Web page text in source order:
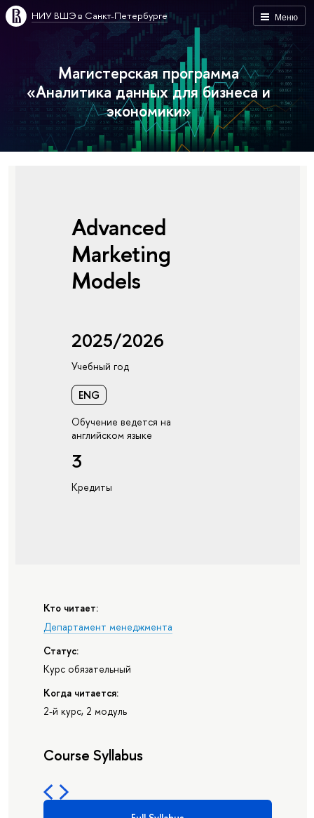
Меню
НИУ ВШЭ в Санкт-Петербурге
Магистерская программа
«Аналитика данных для бизнеса и
экономики»
Advanced
Marketing
Models
2025/2026
Учебный год
ENG
Обучение ведется на
английском языке
3
Кредиты
Кто читает:
Департамент менеджмента
Статус:
Курс обязательный
Когда читается:
2-й курс, 2 модуль
Course Syllabus